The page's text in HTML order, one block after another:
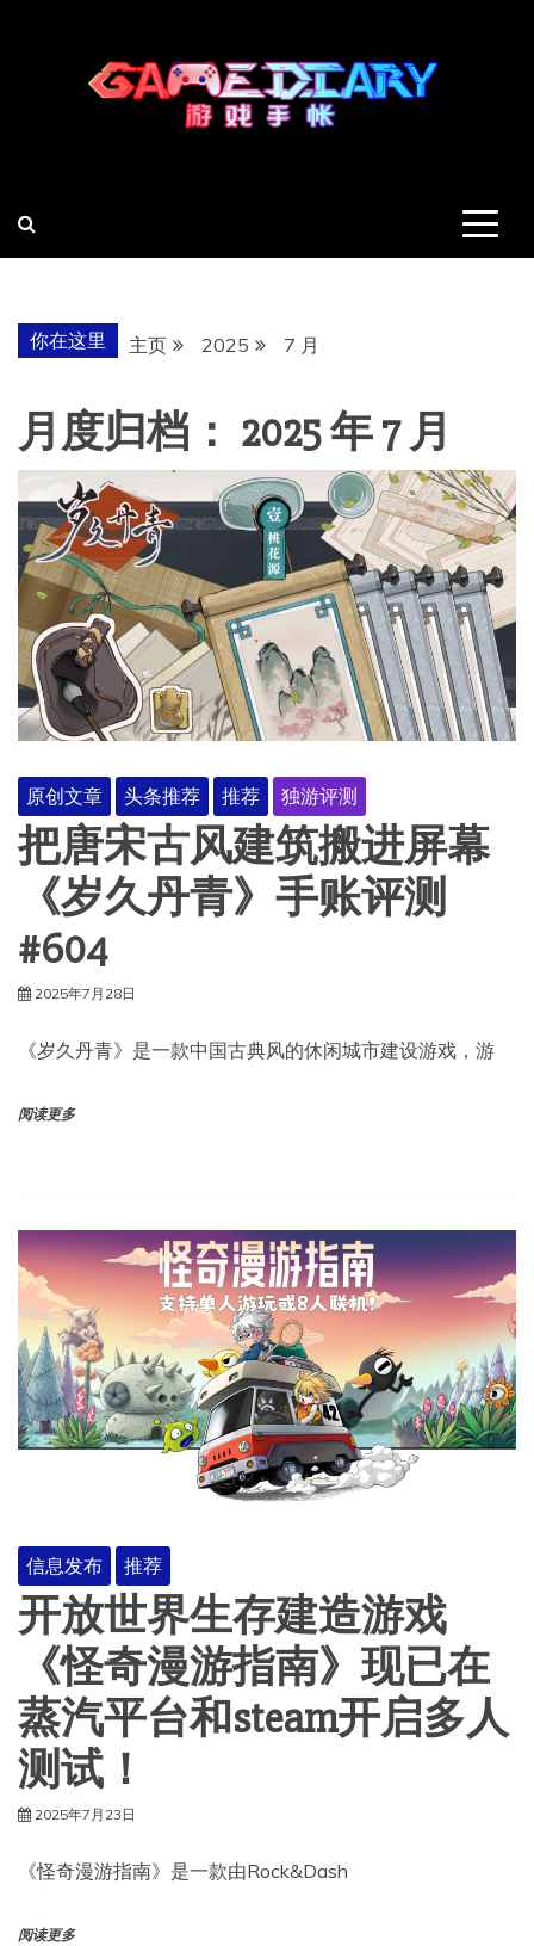
你在这里 主页 2025 7 月
月度归档： 2025 年 7 月
原创文章 头条推荐 推荐 独游评测
把唐宋古风建筑搬进屏幕
《岁久丹青》手账评测
#604
2025年7月28日
《岁久丹青》是一款中国古典风的休闲城市建设游戏，游
阅读更多
信息发布 推荐
开放世界生存建造游戏
《怪奇漫游指南》现已在
蒸汽平台和steam开启多人
测试！
2025年7月23日
《怪奇漫游指南》是一款由Rock&Dash
阅读更多